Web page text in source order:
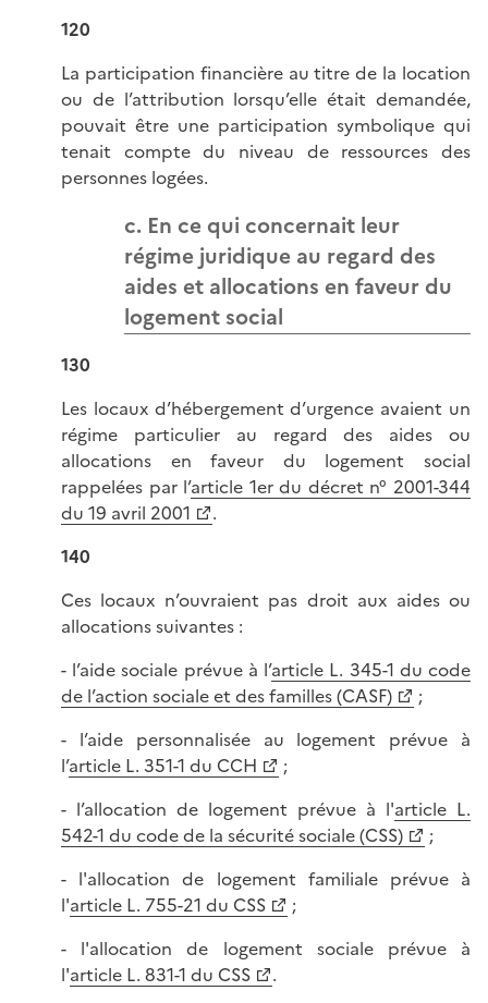
120
La participation financière au titre de la location
ou de l’attribution lorsqu’elle était demandée,
pouvait être une participation symbolique qui
tenait compte du niveau de ressources des
personnes logées.
c. En ce qui concernait leur
régime juridique au regard des
aides et allocations en faveur du
logement social
130
Les locaux d’hébergement d’urgence avaient un
régime particulier au regard des aides ou
allocations en faveur du logement social
rappelées par l’article 1er du décret n° 2001-344
du 19 avril 2001
.
140
Ces locaux n’ouvraient pas droit aux aides ou
allocations suivantes :
- l’aide sociale prévue à l’article L. 345-1 du code
de l’action sociale et des familles (CASF)
;
- l’aide personnalisée au logement prévue à
l’article L. 351-1 du CCH
;
- l’allocation de logement prévue à l'article L.
542-1 du code de la sécurité sociale (CSS)
;
- l'allocation de logement familiale prévue à
l'article L. 755-21 du CSS
;
- l'allocation de logement sociale prévue à
l'article L. 831-1 du CSS
.